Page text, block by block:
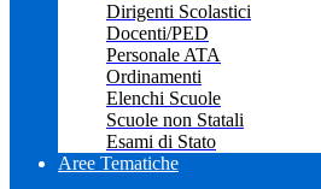
Dirigenti Scolastici
Docenti/PED
Personale ATA
Ordinamenti
Elenchi Scuole
Scuole non Statali
Esami di Stato
Aree Tematiche